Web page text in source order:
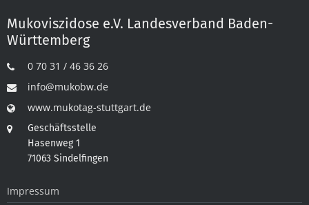
Mukoviszidose e.V. Landesverband Baden-
Württemberg
0 70 31 / 46 36 26
info@mukobw.de
www.mukotag-stuttgart.de
Geschäftsstelle
Hasenweg 1
71063 Sindelfingen
Impressum